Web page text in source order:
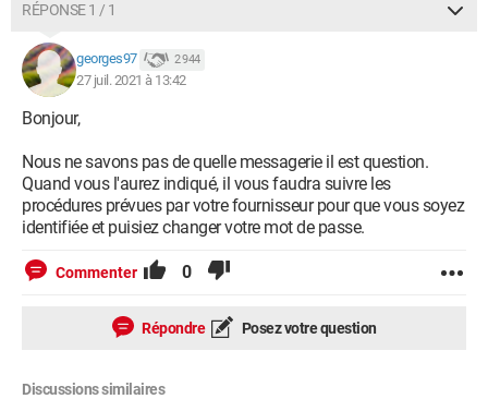
RÉPONSE 1 / 1
georges97 2 944
27 juil. 2021 à 13:42
Bonjour,
Nous ne savons pas de quelle messagerie il est question.
Quand vous l'aurez indiqué, il vous faudra suivre les
procédures prévues par votre fournisseur pour que vous soyez
identifiée et puisiez changer votre mot de passe.
Commenter 0
Répondre Posez votre question
Discussions similaires